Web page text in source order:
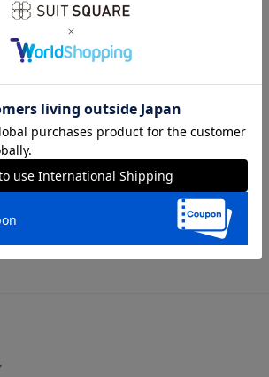
ールなどのシワになりやすい部分に、薄い
殊な“テープ縫製”を施し補強しました。
ブロック）／「防シワ」「防ムレ」「防ス
い毎日を快適にサポートします。
Dictionary
ャツおすすめ12選｜おしゃれ＆失敗しな
ツ ノーアイロン ノンアイロン イージ